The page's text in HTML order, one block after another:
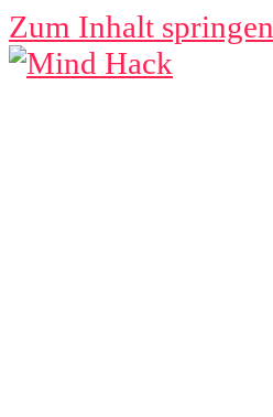
Zum Inhalt springen